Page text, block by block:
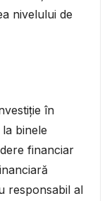
nivelului de
în
binele
financiar
responsabil al